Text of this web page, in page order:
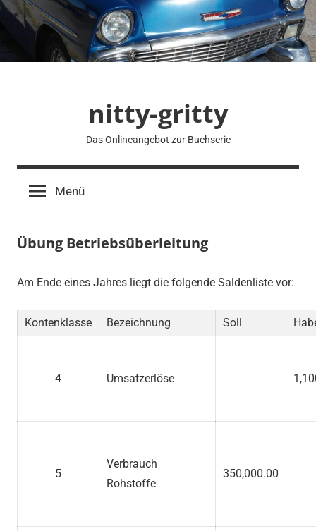
Zum
Inhalt
nitty-gritty
Das Onlineangebot zur Buchserie
Menü
Übung Betriebsüberleitung
Am Ende eines Jahres liegt die folgende Saldenliste vor:
Kontenklasse Bezeichnung Soll
4 Umsatzerlöse
5
Verbrauch
Rohstoffe
350,000.00